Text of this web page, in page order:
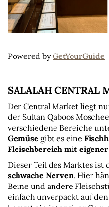
Powered by GetYourGuide
SALALAH CENTRAL
Der Central Market liegt
der Sultan Qaboos
verschiedene Bereiche
Gemüse gibt es eine
Fleischbereich mit
Dieser Teil des Marktes ist
schwache Nerven. Hier
Beine und andere
einfach unverpackt auf